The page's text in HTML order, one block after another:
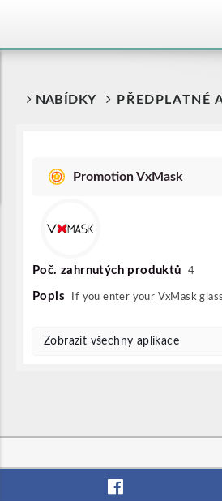
NABÍDKY PŘEDPLATNÉ
Promotion VxMask
Poč. zahrnutých produktů 4
Popis If you enter your VxMask
Zobrazit všechny aplikace